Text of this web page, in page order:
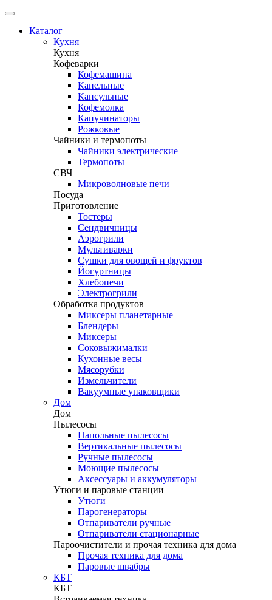
Каталог
Кухня
Кухня
Кофеварки
Кофемашина
Капельные
Капсульные
Кофемолка
Капучинаторы
Рожковые
Чайники и термопоты
Чайники электрические
Термопоты
СВЧ
Микроволновые печи
Посуда
Приготовление
Тостеры
Сендвичницы
Аэрогрили
Мультиварки
Сушки для овощей и фруктов
Йогуртницы
Хлебопечи
Электрогрили
Обработка продуктов
Миксеры планетарные
Блендеры
Миксеры
Соковыжималки
Кухонные весы
Мясорубки
Измельчители
Вакуумные упаковщики
Дом
Дом
Пылесосы
Напольные пылесосы
Вертикальные пылесосы
Ручные пылесосы
Моющие пылесосы
Аксессуары и аккумуляторы
Утюги и паровые станции
Утюги
Парогенераторы
Отпариватели ручные
Отпариватели стационарные
Пароочистители и прочая техника для дома
Прочая техника для дома
Паровые швабры
КБТ
КБТ